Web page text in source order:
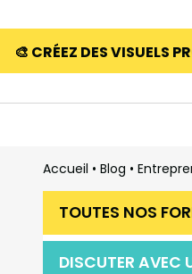
🎨 CRÉEZ DES VISUELS
Accueil • Blog •
TOUTES NOS
DISCUTER AVEC